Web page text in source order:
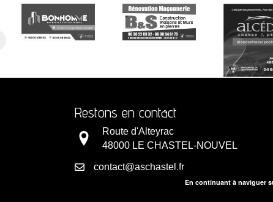
Restons en contact
Route d'Alteyrac
48000 LE CHASTEL-NOUVEL
contact@aschastel.fr
En continuant à naviguer